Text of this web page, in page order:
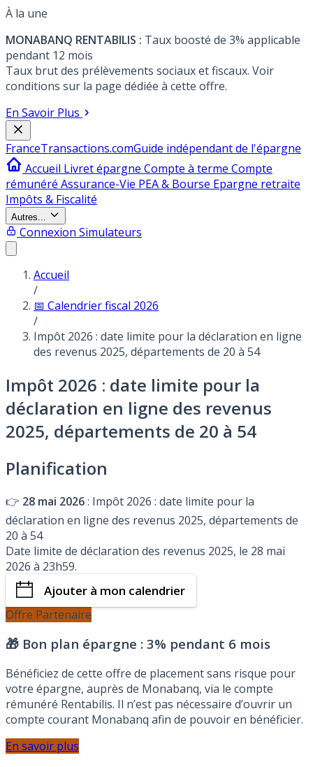
À la une
MONABANQ RENTABILIS : Taux boosté de 3% applicable
pendant 12 mois
Taux brut des prélèvements sociaux et fiscaux. Voir
conditions sur la page dédiée à cette offre.
En Savoir Plus
FranceTransactions.comGuide indépendant de l'épargne
Accueil Livret épargne Compte à terme Compte
rémunéré Assurance-Vie PEA & Bourse Epargne retraite
Impôts & Fiscalité
Autres...
Connexion Simulateurs
Accueil
/
📅 Calendrier fiscal 2026
/
Impôt 2026 : date limite pour la déclaration en ligne
des revenus 2025, départements de 20 à 54
Impôt 2026 : date limite pour la
déclaration en ligne des revenus
2025, départements de 20 à 54
Planification
👉 28 mai 2026: Impôt 2026 : date limite pour la
déclaration en ligne des revenus 2025, départements de
20 à 54
Date limite de déclaration des revenus 2025, le 28 mai
2026 à 23h59.
Ajouter à mon calendrier
Offre Partenaire
🎁 Bon plan épargne : 3% pendant 6 mois
Bénéficiez de cette offre de placement sans risque pour
votre épargne, auprès de Monabanq, via le compte
rémunéré Rentabilis. Il n’est pas nécessaire d’ouvrir un
compte courant Monabanq afin de pouvoir en bénéficier.
En savoir plus